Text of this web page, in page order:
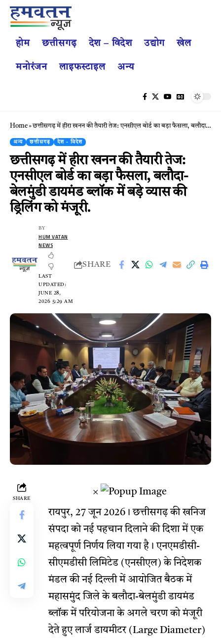
होम छत्तीसगढ़ देश – विदेश उद्योग खेल
मनोरंजन लाइफस्टाइल अन्य
Home»छत्तीसगढ़ में हीरा खनन की तैयारी तेज: एनसीएल बोर्ड का बड़ा फैसला, बलौदा-बेलमुंडी डायमंड ब्लॉक में बड़े व्यास की ड्रिलिंग को मंजूरी.
अन्य छत्तीसगढ़ देश - विदेश
छत्तीसगढ़ में हीरा खनन की तैयारी तेज:
एनसीएल बोर्ड का बड़ा फैसला, बलौदा-
बेलमुंडी डायमंड ब्लॉक में बड़े व्यास की
ड्रिलिंग को मंजूरी.
LAST
UPDATED:
JUNE 28,
2026 5:29 AM
BY
HUM VATAN
NEWS
SHARE
SHARE
×
रायपुर, 27 जून 2026। छत्तीसगढ़ की खनिज
संपदा को नई पहचान दिलाने की दिशा में एक
महत्वपूर्ण निर्णय लिया गया है। एनएमडीसी-
सीएमडीसी लिमिटेड (एनसीएल) के निदेशक
मंडल की नई दिल्ली में आयोजित बैठक में
महासमुंद जिले के बलौदा-बेलमुंडी डायमंड
ब्लॉक में परियोजना के अगले चरण को मंजूरी
देते हुए लार्ज डायमीटर (Large Diameter)